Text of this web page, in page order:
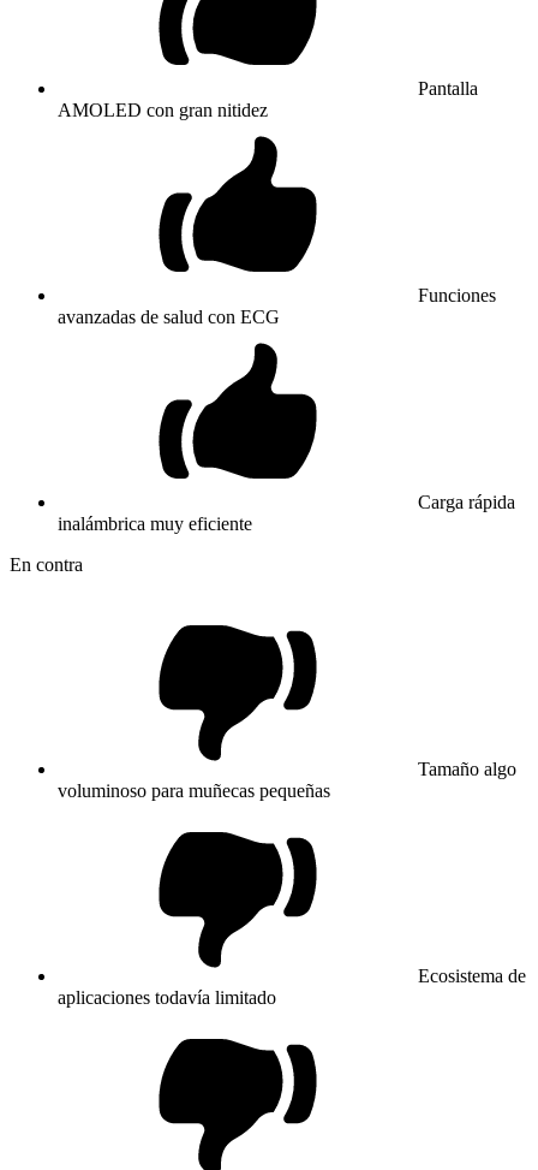
Pantalla
AMOLED con gran nitidez
Funciones
avanzadas de salud con ECG
Carga rápida
inalámbrica muy eficiente
En contra
Tamaño algo
voluminoso para muñecas pequeñas
Ecosistema de
aplicaciones todavía limitado